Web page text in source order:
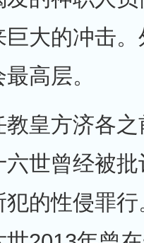
巨大的冲击
高层。
教皇方济各
六世曾经被
犯的性侵罪